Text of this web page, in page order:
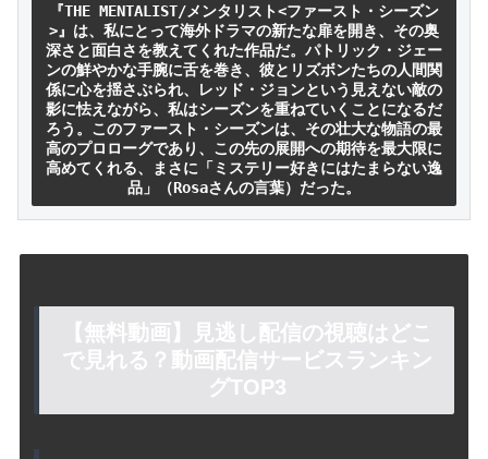
『THE MENTALIST/メンタリスト<ファースト・シーズン
>』は、私にとって海外ドラマの新たな扉を開き、その奥
深さと面白さを教えてくれた作品だ。パトリック・ジェー
ンの鮮やかな手腕に舌を巻き、彼とリズボンたちの人間関
係に心を揺さぶられ、レッド・ジョンという見えない敵の
影に怯えながら、私はシーズンを重ねていくことになるだ
ろう。このファースト・シーズンは、その壮大な物語の最
高のプロローグであり、この先の展開への期待を最大限に
高めてくれる、まさに「ミステリー好きにはたまらない逸
品」（Rosaさんの言葉）だった。
【無料動画】見逃し配信の視聴はどこ
で見れる？動画配信サービスランキン
グTOP3